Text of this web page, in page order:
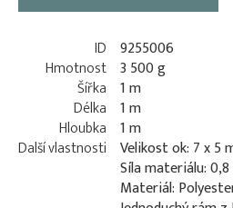
ID 9255006
Hmotnost 3 500 g
Šířka 1 m
Délka 1 m
Hloubka 1 m
Další vlastnosti Velikost ok: 7 x 5
Síla materiálu:
Materiál: